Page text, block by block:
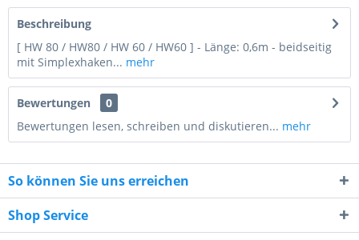
Beschreibung
[ HW 80 / HW80 / HW 60 / HW60 ] - Länge: 0,6m - beidseitig
mit Simplexhaken... mehr
Bewertungen
0
Bewertungen lesen, schreiben und diskutieren... mehr
So können Sie uns erreichen
Shop Service